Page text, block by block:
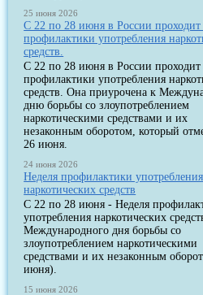
25 июня 2026
С 22 по 28 июня в России проходит
профилактики употребления
средств.
С 22 по 28 июня в России проходит
профилактики употребления
средств. Она приурочена к
дню борьбы со злоупотреблением
наркотическими средствами и их
незаконным оборотом, который
26 июня.
24 июня 2026
Неделя профилактики употребления
наркотических средств
С 22 по 28 июня - Неделя
употребления наркотических
Международного дня борьбы со
злоупотреблением наркотическими
средствами и их незаконным
июня).
15 июня 2026